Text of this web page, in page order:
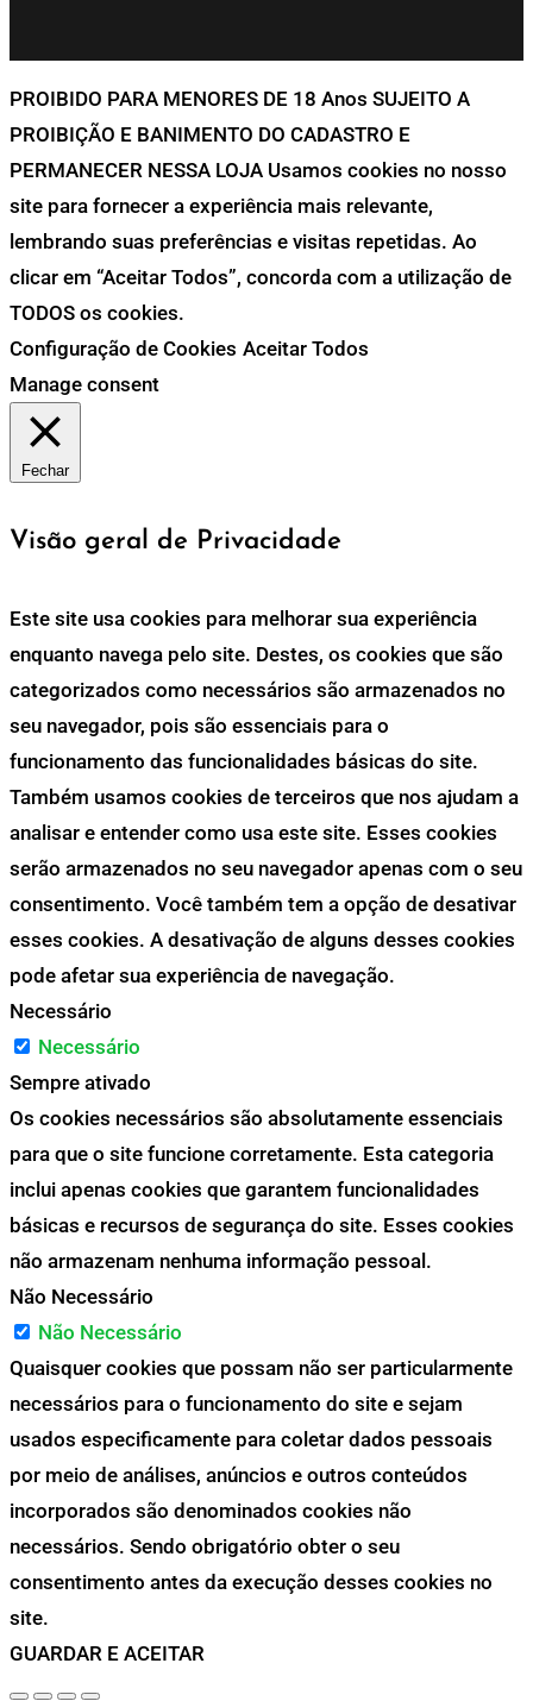
PROIBIDO PARA MENORES DE 18 Anos SUJEITO A
PROIBIÇÃO E BANIMENTO DO CADASTRO E
PERMANECER NESSA LOJA Usamos cookies no nosso
site para fornecer a experiência mais relevante,
lembrando suas preferências e visitas repetidas. Ao
clicar em “Aceitar Todos”, concorda com a utilização de
TODOS os cookies.
Configuração de Cookies Aceitar Todos
Manage consent
Fechar
Visão geral de Privacidade
Este site usa cookies para melhorar sua experiência
enquanto navega pelo site. Destes, os cookies que são
categorizados como necessários são armazenados no
seu navegador, pois são essenciais para o
funcionamento das funcionalidades básicas do site.
Também usamos cookies de terceiros que nos ajudam a
analisar e entender como usa este site. Esses cookies
serão armazenados no seu navegador apenas com o seu
consentimento. Você também tem a opção de desativar
esses cookies. A desativação de alguns desses cookies
pode afetar sua experiência de navegação.
Necessário
Necessário
Sempre ativado
Os cookies necessários são absolutamente essenciais
para que o site funcione corretamente. Esta categoria
inclui apenas cookies que garantem funcionalidades
básicas e recursos de segurança do site. Esses cookies
não armazenam nenhuma informação pessoal.
Não Necessário
Não Necessário
Quaisquer cookies que possam não ser particularmente
necessários para o funcionamento do site e sejam
usados especificamente para coletar dados pessoais
por meio de análises, anúncios e outros conteúdos
incorporados são denominados cookies não
necessários. Sendo obrigatório obter o seu
consentimento antes da execução desses cookies no
site.
GUARDAR E ACEITAR